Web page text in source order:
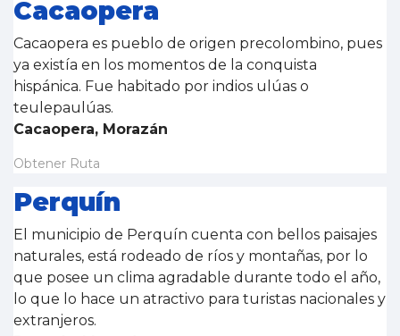
Cacaopera
Cacaopera es pueblo de origen precolombino, pues
ya existía en los momentos de la conquista
hispánica. Fue habitado por indios ulúas o
teulepaulúas.
Cacaopera, Morazán
Obtener Ruta
Perquín
El municipio de Perquín cuenta con bellos paisajes
naturales, está rodeado de ríos y montañas, por lo
que posee un clima agradable durante todo el año,
lo que lo hace un atractivo para turistas nacionales y
extranjeros.